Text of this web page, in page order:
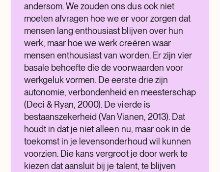
andersom. We zouden ons dus ook niet
moeten afvragen hoe we er voor zorgen dat
mensen lang enthousiast blijven over hun
werk, maar hoe we werk creëren waar
mensen enthousiast van worden. Er zijn vier
basale behoefte die de voorwaarden voor
werkgeluk vormen. De eerste drie zijn
autonomie, verbondenheid en meesterschap
(Deci & Ryan, 2000). De vierde is
bestaanszekerheid (Van Vianen, 2013). Dat
houdt in dat je niet alleen nu, maar ook in de
toekomst in je levensonderhoud wil kunnen
voorzien. Die kans vergroot je door werk te
kiezen dat aansluit bij je talent, te blijven